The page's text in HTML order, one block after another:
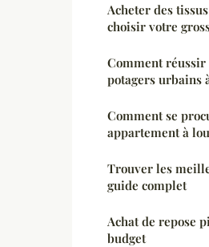
Acheter des
choisir votre
Comment réussir
potagers urbains
Comment se
appartement à
Trouver les
guide complet
Achat de repose
budget